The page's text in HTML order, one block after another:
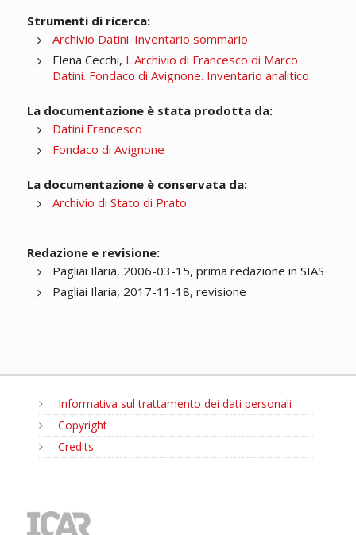
Strumenti di ricerca:
Archivio Datini. Inventario sommario
Elena Cecchi, L'Archivio di Francesco di Marco
Datini. Fondaco di Avignone. Inventario analitico
La documentazione è stata prodotta da:
Datini Francesco
Fondaco di Avignone
La documentazione è conservata da:
Archivio di Stato di Prato
Redazione e revisione:
Pagliai Ilaria, 2006-03-15, prima redazione in SIAS
Pagliai Ilaria, 2017-11-18, revisione
Informativa sul trattamento dei dati personali
Copyright
Credits